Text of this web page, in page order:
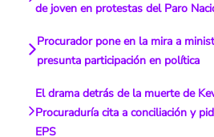
de joven en protestas del Paro
Procurador pone en la mira a
presunta participación en política
El drama detrás de la muerte de
Procuraduría cita a conciliación y
EPS